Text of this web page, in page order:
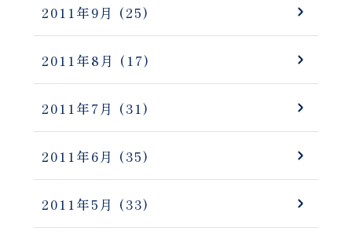
2011年9月 (25)
2011年8月 (17)
2011年7月 (31)
2011年6月 (35)
2011年5月 (33)